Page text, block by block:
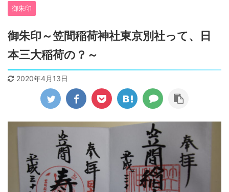
御朱印
御朱印～笠間稲荷神社東京別社って、日
本三大稲荷の？～
2020年4月13日